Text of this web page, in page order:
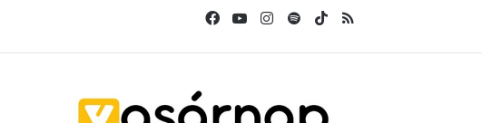
FacebookYouTubeInstagram
SpotifyTikTok